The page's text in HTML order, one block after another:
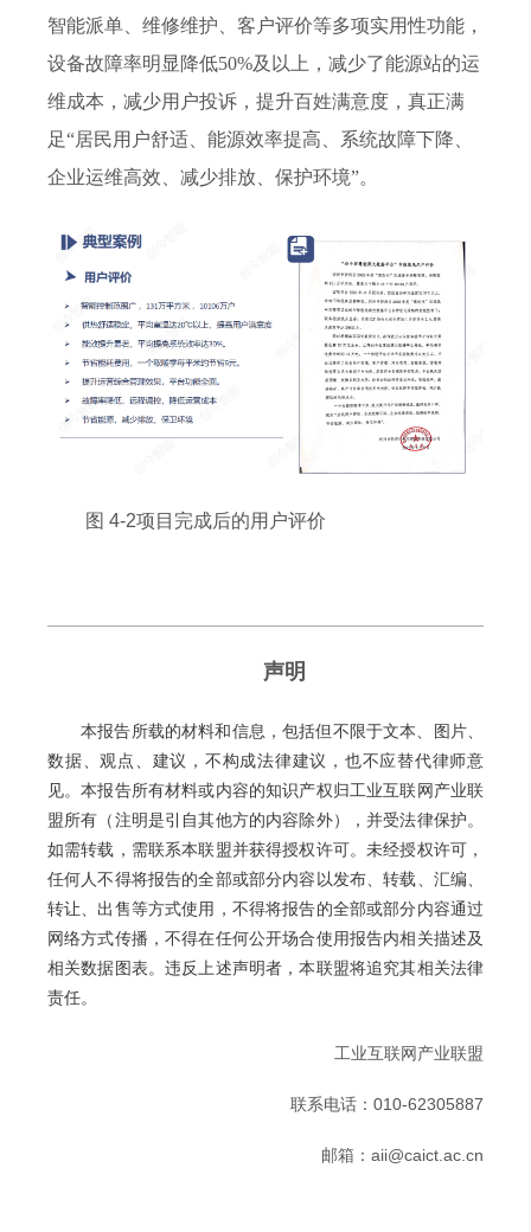
智能派单、维修维护、客户评价等多项实用性功能，
设备故障率明显降低50%及以上 ，减少了能源站的运
维成本 ， 减少用户投诉，提升百姓满意度，真正满
足“居民用户舒适、能源效率提高、系统故障下降、
企业运维高效、减少排放、保护环境”。
图 4-2项目完成后的用户评价
声明
本报告所载的材料和信息，包括但不限于文本、图片、
数据、观点、建议，不构成法律建议，也不应替代律师意
见。本报告所有材料或内容的知识产权归工业互联网产业联
盟所有（注明是引自其他方的内容除外），并受法律保护。
如需转载，需联系本联盟并获得授权许可。未经授权许可，
任何人不得将报告的全部或部分内容以发布、转载、汇编、
转让、出售等方式使用，不得将报告的全部或部分内容通过
网络方式传播，不得在任何公开场合使用报告内相关描述及
相关数据图表。违反上述声明者，本联盟将追究其相关法律
责任。
工业互联网产业联盟
联系电话：010-62305887
邮箱：aii@caict.ac.cn